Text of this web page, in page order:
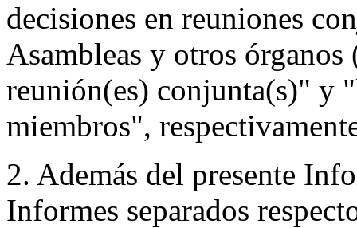
decisiones en reuniones
Asambleas y otros
reunión(es) conjunta(s)" y
miembros",
2. Además del presente
Informes separados